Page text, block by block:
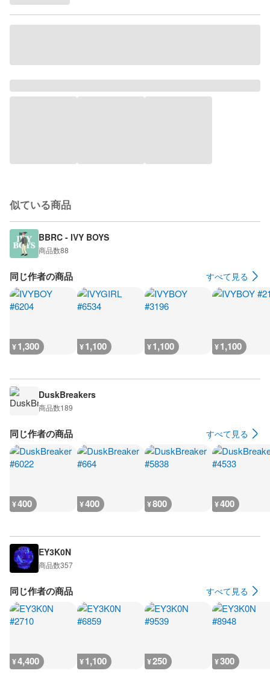
似ている商品
BBRC - IVY BOYS
商品数88
同じ作者の商品 すべて見る
¥1,300 ¥1,100 ¥1,100 ¥1,100
DuskBreakers
商品数189
同じ作者の商品 すべて見る
¥400 ¥400 ¥800 ¥400
EY3K0N
商品数357
同じ作者の商品 すべて見る
¥4,400 ¥1,100 ¥250 ¥300